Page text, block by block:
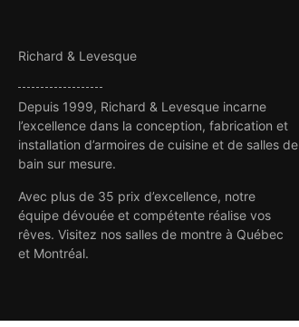
Richard & Levesque
Depuis 1999, Richard & Levesque incarne
l’excellence dans la conception, fabrication et
installation d’armoires de cuisine et de salles de
bain sur mesure.
Avec plus de 35 prix d’excellence, notre
équipe dévouée et compétente réalise vos
rêves. Visitez nos salles de montre à Québec
et Montréal.